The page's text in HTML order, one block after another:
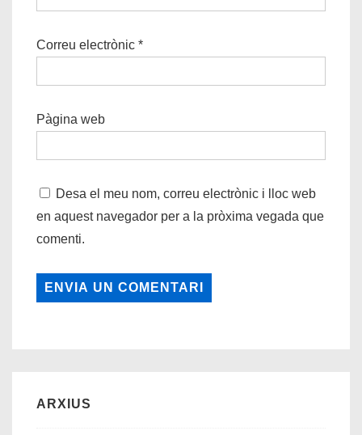
Correu electrònic *
Pàgina web
Desa el meu nom, correu electrònic i lloc web
en aquest navegador per a la pròxima vegada que
comenti.
ARXIUS